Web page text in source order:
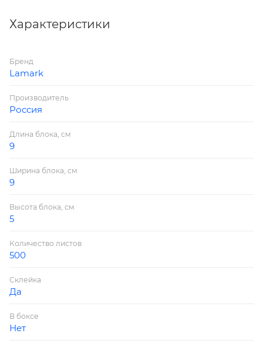
Характеристики
Бренд
Lamark
Производитель
Россия
Длина блока, см
9
Ширина блока, см
9
Высота блока, см
5
Количество листов
500
Склейка
Да
В боксе
Нет